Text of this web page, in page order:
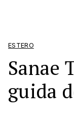
ESTERO
Sanae
guida